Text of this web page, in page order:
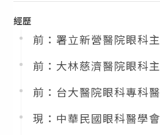
經歷
前：署立新營醫院眼科
前：大林慈濟醫院眼科
前：台大醫院眼科專科
現：中華民國眼科醫學